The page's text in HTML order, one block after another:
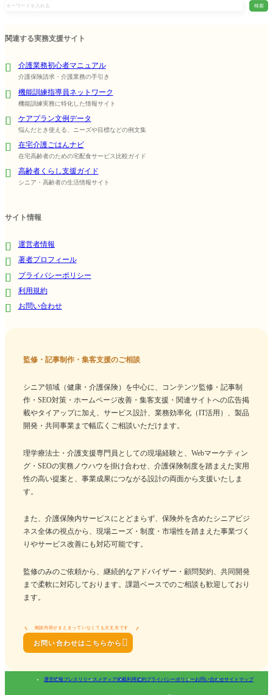
検索
関連する実務支援サイト
介護業務初心者マニュアル
介護保険請求・介護業務の手引き
機能訓練指導員ネットワーク
機能訓練実務に特化した情報サイト
ケアプラン文例データ
悩んだとき使える、ニーズや目標などの例文集
在宅介護ごはんナビ
在宅高齢者のための宅配食サービス比較ガイド
高齢者くらし支援ガイド
シニア・高齢者の生活情報サイト
サイト情報
運営者情報
著者プロフィール
プライバシーポリシー
利用規約
お問い合わせ
監修・記事制作・集客支援のご相談
シニア領域（健康・介護保険）を中心に、コンテンツ監修・記事制
作・SEO対策・ホームページ改善・集客支援・関連サイトへの広告掲
載やタイアップに加え、サービス設計、業務効率化（IT活用）、製品
開発・共同事業まで幅広くご相談いただけます。
理学療法士・介護支援専門員としての現場経験と、Webマーケティン
グ・SEOの実務ノウハウを掛け合わせ、介護保険制度を踏まえた実用
性の高い提案と、事業成果につながる設計の両面から支援いたしま
す。
また、介護保険内サービスにとどまらず、保険外を含めたシニアビジ
ネス全体の視点から、現場ニーズ・制度・市場性を踏まえた事業づく
りやサービス改善にも対応可能です。
監修のみのご依頼から、継続的なアドバイザー・顧問契約、共同開発
まで柔軟に対応しております。課題ベースでのご相談も歓迎しており
ます。
相談内容がまとまっていなくても大丈夫です
お問い合わせはこちらから 
運営情報プレスリリース メディア掲載利用規約プライバシーポリシーお問い合わせサイトマップ